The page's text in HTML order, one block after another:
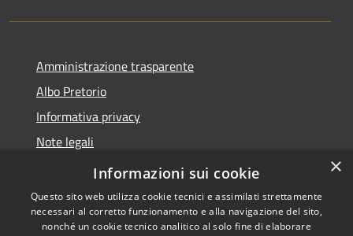
Amministrazione trasparente
Albo Pretorio
Informativa privacy
Note legali
Dichiarazione di accessibilità
×
Informazioni sui cookie
Questo sito web utilizza cookie tecnici e assimilati strettamente
necessari al corretto funzionamento e alla navigazione del sito,
nonché un cookie tecnico analitico al solo fine di elaborare